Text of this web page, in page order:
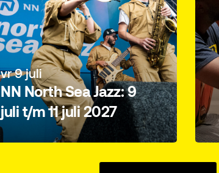
vr 9 juli
NN North Sea Jazz: 9
juli t/m 11 juli 2027